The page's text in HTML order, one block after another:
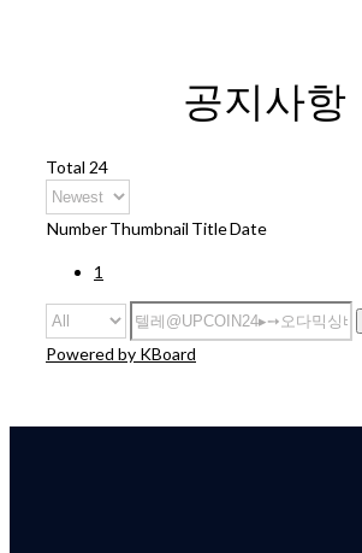
공지사항
Total 24
NumberThumbnail TitleDate
1
Powered by KBoard